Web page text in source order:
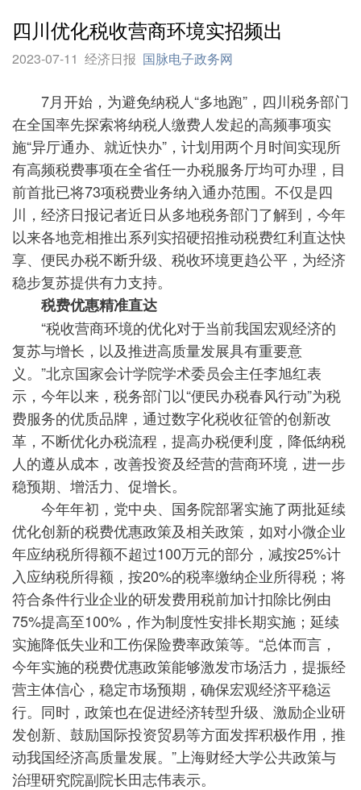
四川优化税收营商环境实招频出
2023-07-11 经济日报 国脉电子政务网
7月开始，为避免纳税人“多地跑”，四川税务部门
在全国率先探索将纳税人缴费人发起的高频事项实
施“异厅通办、就近快办”，计划用两个月时间实现所
有高频税费事项在全省任一办税服务厅均可办理，目
前首批已将73项税费业务纳入通办范围。不仅是四
川，经济日报记者近日从多地税务部门了解到，今年
以来各地竞相推出系列实招硬招推动税费红利直达快
享、便民办税不断升级、税收环境更趋公平，为经济
稳步复苏提供有力支持。
税费优惠精准直达
“税收营商环境的优化对于当前我国宏观经济的
复苏与增长，以及推进高质量发展具有重要意
义。”北京国家会计学院学术委员会主任李旭红表
示，今年以来，税务部门以“便民办税春风行动”为税
费服务的优质品牌，通过数字化税收征管的创新改
革，不断优化办税流程，提高办税便利度，降低纳税
人的遵从成本，改善投资及经营的营商环境，进一步
稳预期、增活力、促增长。
今年年初，党中央、国务院部署实施了两批延续
优化创新的税费优惠政策及相关政策，如对小微企业
年应纳税所得额不超过100万元的部分，减按25%计
入应纳税所得额，按20%的税率缴纳企业所得税；将
符合条件行业企业的研发费用税前加计扣除比例由
75%提高至100%，作为制度性安排长期实施；延续
实施降低失业和工伤保险费率政策等。“总体而言，
今年实施的税费优惠政策能够激发市场活力，提振经
营主体信心，稳定市场预期，确保宏观经济平稳运
行。同时，政策也在促进经济转型升级、激励企业研
发创新、鼓励国际投资贸易等方面发挥积极作用，推
动我国经济高质量发展。”上海财经大学公共政策与
治理研究院副院长田志伟表示。